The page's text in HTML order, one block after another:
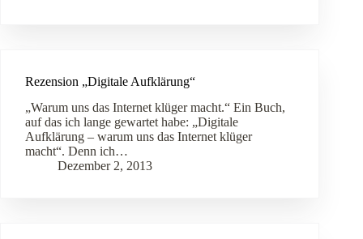
Rezension „Digitale Aufklärung“
„Warum uns das Internet klüger macht.“ Ein Buch,
auf das ich lange gewartet habe: „Digitale
Aufklärung – warum uns das Internet klüger
macht“. Denn ich…
Dezember 2, 2013